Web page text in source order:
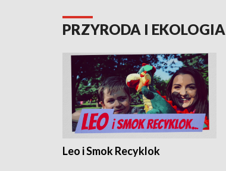
PRZYRODA I EKOLOGIA
Leo i Smok Recyklok